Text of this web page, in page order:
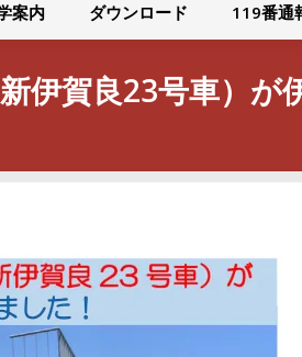
案内 ダウンロード 119番通
伊賀良23号車）が